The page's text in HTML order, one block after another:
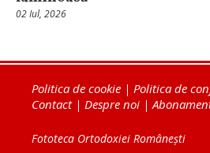
02 Iul, 2026
Politica de cookie | Politica de
Contact| Despre noi |
Fototeca Ortodoxiei Românești